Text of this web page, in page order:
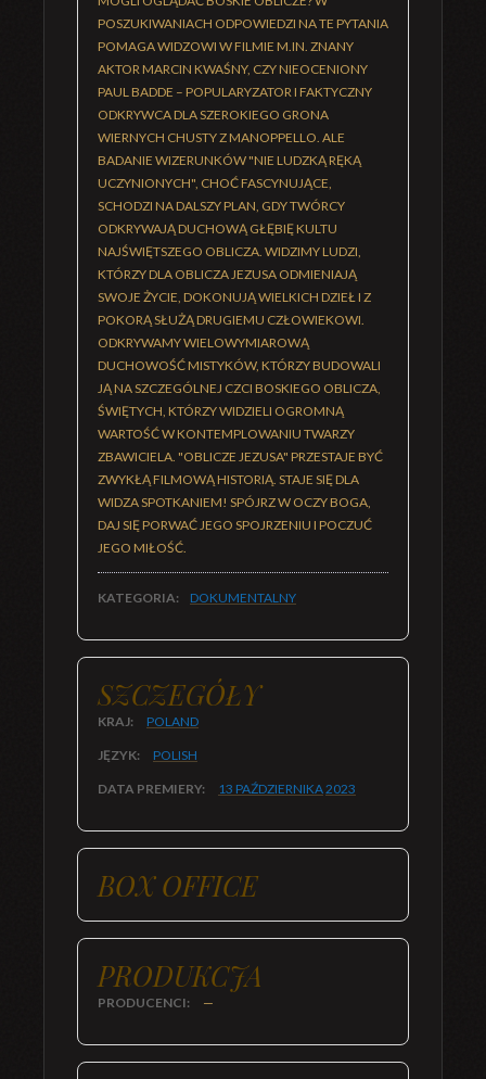
POSZUKIWANIACH ODPOWIEDZI NA TE PYTANIA
POMAGA WIDZOWI W FILMIE M.IN. ZNANY
AKTOR MARCIN KWAŚNY, CZY NIEOCENIONY
PAUL BADDE – POPULARYZATOR I FAKTYCZNY
ODKRYWCA DLA SZEROKIEGO GRONA
WIERNYCH CHUSTY Z MANOPPELLO. ALE
BADANIE WIZERUNKÓW "NIE LUDZKĄ RĘKĄ
UCZYNIONYCH", CHOĆ FASCYNUJĄCE,
SCHODZI NA DALSZY PLAN, GDY TWÓRCY
ODKRYWAJĄ DUCHOWĄ GŁĘBIĘ KULTU
NAJŚWIĘTSZEGO OBLICZA. WIDZIMY LUDZI,
KTÓRZY DLA OBLICZA JEZUSA ODMIENIAJĄ
SWOJE ŻYCIE, DOKONUJĄ WIELKICH DZIEŁ I Z
POKORĄ SŁUŻĄ DRUGIEMU CZŁOWIEKOWI.
ODKRYWAMY WIELOWYMIAROWĄ
DUCHOWOŚĆ MISTYKÓW, KTÓRZY BUDOWALI
JĄ NA SZCZEGÓLNEJ CZCI BOSKIEGO OBLICZA,
ŚWIĘTYCH, KTÓRZY WIDZIELI OGROMNĄ
WARTOŚĆ W KONTEMPLOWANIU TWARZY
ZBAWICIELA. "OBLICZE JEZUSA" PRZESTAJE BYĆ
ZWYKŁĄ FILMOWĄ HISTORIĄ. STAJE SIĘ DLA
WIDZA SPOTKANIEM! SPÓJRZ W OCZY BOGA,
DAJ SIĘ PORWAĆ JEGO SPOJRZENIU I POCZUĆ
JEGO MIŁOŚĆ.
KATEGORIA: DOKUMENTALNY
SZCZEGÓŁY
KRAJ: POLAND
JĘZYK: POLISH
DATA PREMIERY: 13 PAŹDZIERNIKA2023
BOX OFFICE
PRODUKCJA
PRODUCENCI: —